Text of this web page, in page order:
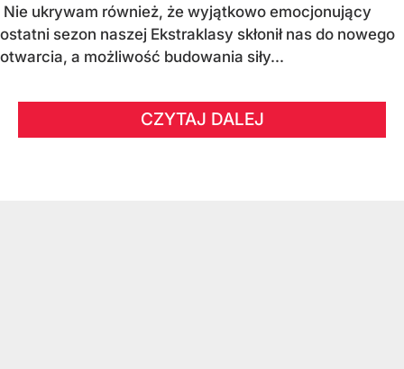
Nie ukrywam również, że wyjątkowo emocjonujący
ostatni sezon naszej Ekstraklasy skłonił nas do nowego
otwarcia, a możliwość budowania siły...
CZYTAJ DALEJ